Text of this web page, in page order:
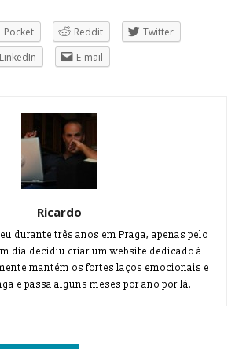
Pocket Reddit
Twitter
LinkedIn E-mail
Ricardo
durante três anos em Praga, apenas pelo
dia decidiu criar um website dedicado à
mantém os fortes laços emocionais e
e passa alguns meses por ano por lá.